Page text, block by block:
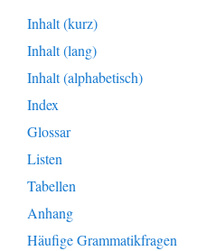
Inhalt (kurz)
Inhalt (lang)
Inhalt (alphabetisch)
Index
Glossar
Listen
Tabellen
Anhang
Häufige Grammatikfragen